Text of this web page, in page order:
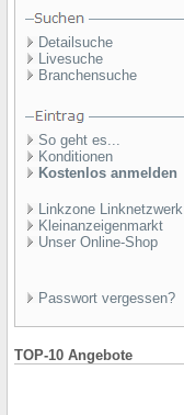
Detailsuche
Livesuche
Branchensuche
So geht es...
Konditionen
Kostenlos anmelden
Linkzone Linknetzwerk
Kleinanzeigenmarkt
Unser Online-Shop
Passwort vergessen?
TOP-10 Angebote